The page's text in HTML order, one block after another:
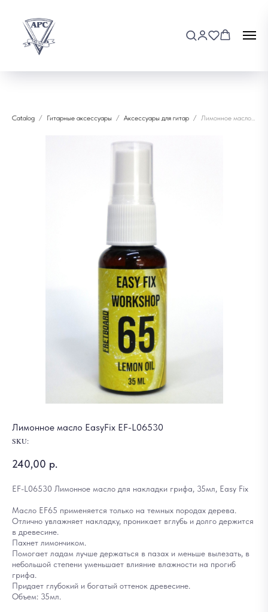
Catalog Гитарные аксессуары Аксессуары для гитар Лимонное масло EasyFix EF-L06530
Лимонное масло EasyFix EF-L06530
SKU:
240,00 р.
EF-L06530 Лимонное масло для накладки грифа, 35мл, Easy Fix
Масло EF65 применяется только на темных породах дерева.
Отлично увлажняет накладку, проникает вглубь и долго держится
в древесине.
Пахнет лимончиком.
Помогает ладам лучше держаться в пазах и меньше вылезать, в
небольшой степени уменьшает влияние влажности на прогиб
грифа.
Придает глубокий и богатый оттенок древесине.
Объем: 35мл.